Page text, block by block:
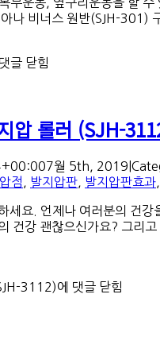
나 비너스 원반(SJH-301)
글 닫힘
압 롤러 (SJH-
7월 5th, 2019
점 , 발지압판, 발지압판효과
세요. 언제나 여러분의 건
건강 괜찮으신가요? 그
3112)에 댓글 닫힘